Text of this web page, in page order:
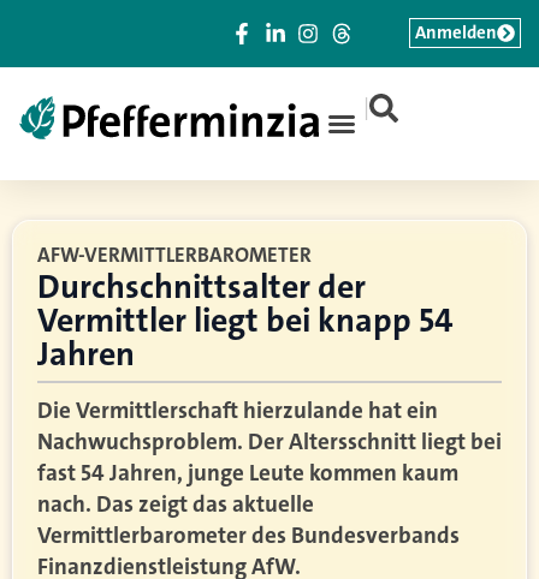
|
Anmelden
AFW-VERMITTLERBAROMETER
Durchschnittsalter der
Vermittler liegt bei knapp 54
Jahren
Die Vermittlerschaft hierzulande hat ein
Nachwuchsproblem. Der Altersschnitt liegt bei
fast 54 Jahren, junge Leute kommen kaum
nach. Das zeigt das aktuelle
Vermittlerbarometer des Bundesverbands
Finanzdienstleistung AfW.